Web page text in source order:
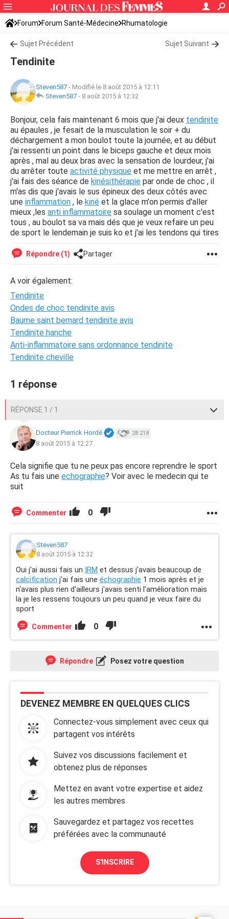
Forum Forum Santé-Médecine Rhumatologie
Sujet Précédent Sujet Suivant
Tendinite
Steven587 - Modifié le 8 août 2015 à 12:11
Steven587 - 8 août 2015 à 12:32
Bonjour, cela fais maintenant 6 mois que j'ai deux tendinite
au épaules , je fesait de la musculation le soir + du
déchargement a mon boulot toute la journée, et au début
j'ai ressenti un point dans le biceps gauche et deux mois
après , mal au deux bras avec la sensation de lourdeur, j'ai
du arrêter toute activité physique et me mettre en arrêt ,
j'ai fais des séance de kinésithérapie par onde de choc , il
m'as dis que j'avais le sus épineux des deux côtés avec
une inflammation , le kiné et la glace m'on permis d'aller
mieux ,les anti inflammatoire sa soulage un moment c'est
tous , au boulot sa va mais dés que je veux refaire un peu
de sport le lendemain je suis ko et j'ai les tendons qui tires
Répondre (1) Partager
A voir également:
Tendinite
Ondes de choc tendinite avis
Baume saint bernard tendinite avis
Tendinite hanche
Anti-inflammatoire sans ordonnance tendinite
Tendinite cheville
1 réponse
RÉPONSE 1 / 1
Docteur Pierrick Hordé 28 218
8 août 2015 à 12:27
Cela signifie que tu ne peux pas encore reprendre le sport
As tu fais une echographie? Voir avec le medecin qui te
suit
Commenter 0
Steven587
8 août 2015 à 12:32
Oui j'ai aussi fais un IRM et dessus j'avais beaucoup de
calcification j'ai fais une échographie 1 mois après et je
n'avais plus rien d'ailleurs j'avais senti l'amélioration mais
la je les ressens toujours un peu quand je veux faire du
sport
Commenter 0
Répondre Posez votre question
DEVENEZ MEMBRE EN QUELQUES CLICS
Connectez-vous simplement avec ceux qui
partagent vos intérêts
Suivez vos discussions facilement et
obtenez plus de réponses
Mettez en avant votre expertise et aidez
les autres membres
Sauvegardez et partagez vos recettes
préférées avec la communauté
S'INSCRIRE